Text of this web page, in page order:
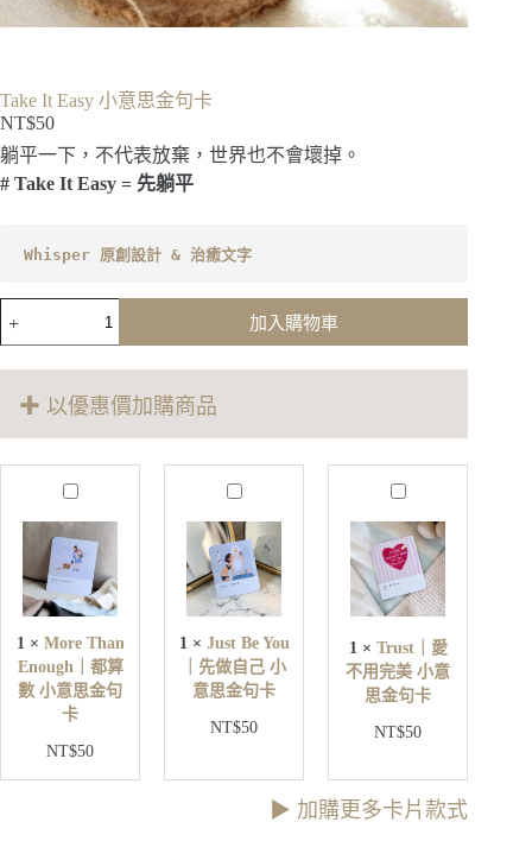
Take It Easy 小意思金句卡
NT$50
躺平一下，不代表放棄，世界也不會壞掉。
# Take It Easy = 先躺平
Whisper 原創設計 & 治癒文字
Easy
小
句
加入購物車
✚ 以優惠價加購商品
M
r
T
h
a
E
n
o
u
h
｜
1× More Than
Enough｜都算
數 小意思金句
卡
NT$50
J
s
t
B
e
Y
o
u
｜
做
己
1× Just Be You
｜先做自己 小
意思金句卡
NT$50
T
u
s
t
｜
不
用
完
美
思
金
1× Trust｜愛
不用完美 小意
思金句卡
NT$50
▶︎ 加購更多卡片款式